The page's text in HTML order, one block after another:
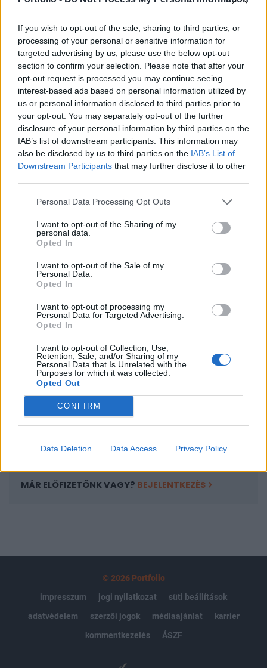
If you wish to opt-out of the sale, sharing to third parties, or
processing of your personal or sensitive information for
targeted advertising by us, please use the below opt-out
section to confirm your selection. Please note that after your
opt-out request is processed you may continue seeing
interest-based ads based on personal information utilized by
us or personal information disclosed to third parties prior to
your opt-out. You may separately opt-out of the further
disclosure of your personal information by third parties on the
IAB’s list of downstream participants. This information may
also be disclosed by us to third parties on the IAB’s List of
Downstream Participants that may further disclose it to other
Personal Data Processing Opt Outs
I want to opt-out of the Sharing of my
personal data.
Opted In
I want to opt-out of the Sale of my
Personal Data.
Opted In
I want to opt-out of processing my
Personal Data for Targeted Advertising.
Opted In
I want to opt-out of Collection, Use,
Retention, Sale, and/or Sharing of my
Personal Data that Is Unrelated with the
Purposes for which it was collected.
Opted Out
CONFIRM
Data Deletion Data Access Privacy Policy
2002. december 20. 09:50
Csák Zoltán, a Quaestor üzletkötője 50 pontos
pozitív elmozdulást vár nyitás után a Budapesti
Értéktőzsde hivatalos indexétől, a szakember
volatilis kereskedésre számít a mai napon. Az
összforgalom a tovább folytatódó átkötések miatt
az előző napokban megszokott nagyságú lehet.
A szakember a blue chipek közül a Matávtól és az OTP-től
vár erősödést, a MOL teljesítménye továbbra is
visszafogott maradhat. A kisebb papírok piacán ma sem
New Yorkban 828 Ft-on zárt, az irányadó európai
benchmarkok a hazai nyitás előtt 0.3%-os mínusz és plusz
A keresett cikk a portfolio.hu hírarchívumához
tartozik, melynek olvasása előfizetéses
regisztrációhoz kötött.
Az előfizetés a következőket tartalmazza:
Portfolio.hu teljes cikkarchívum
Kötéslisták: BÉT elmúlt 2 év napon belüli
kötéslistái
MÁR ELŐFIZETŐNK VAGY? BEJELENTKEZÉS
© 2026 Portfolio
impresszum
jogi nyilatkozat
süti beállítások
adatvédelem
szerzői jogok médiaajánlat
karrier
kommentkezelés
ÁSZF